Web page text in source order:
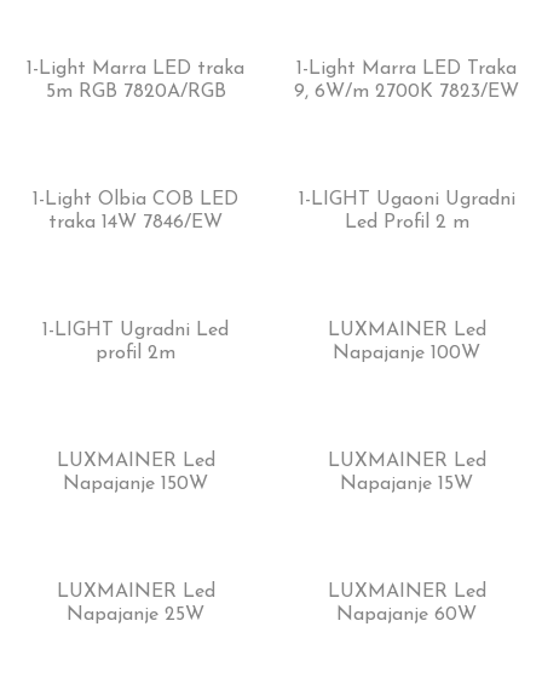
1-Light Marra LED traka
5m RGB 7820A/RGB
1-Light Marra LED Traka
9, 6W/m 2700K 7823/EW
1-Light Olbia COB LED
traka 14W 7846/EW
1-LIGHT Ugaoni Ugradni
Led Profil 2 m
1-LIGHT Ugradni Led
profil 2m
LUXMAINER Led
Napajanje 100W
LUXMAINER Led
Napajanje 150W
LUXMAINER Led
Napajanje 15W
LUXMAINER Led
Napajanje 25W
LUXMAINER Led
Napajanje 60W